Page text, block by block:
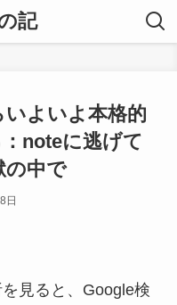
記
よいよ本格的
noteに逃げて
の中で
日
見ると、Google検